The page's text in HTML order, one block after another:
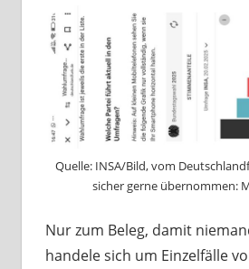
Quelle: INSA/Bild, vom
sicher gerne übernommen:
Nur zum Beleg, damit
handele sich um Einzelfälle